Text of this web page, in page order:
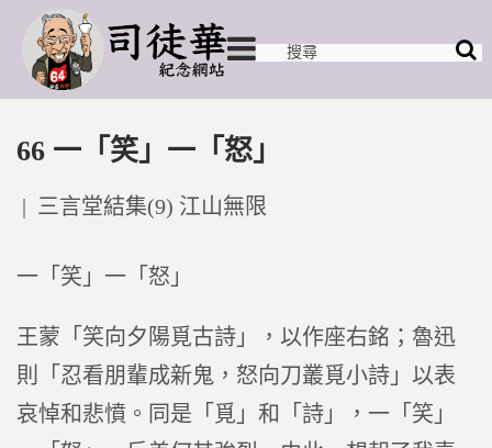
66 一「笑」一「怒」
Posted
三言堂結集(9) 江山無限
一「笑」一「怒」
王蒙「笑向夕陽覓古詩」，以作座右銘；魯迅
則「忍看朋輩成新鬼，怒向刀叢覓小詩」以表
哀悼和悲憤。同是「覓」和「詩」，一「笑」